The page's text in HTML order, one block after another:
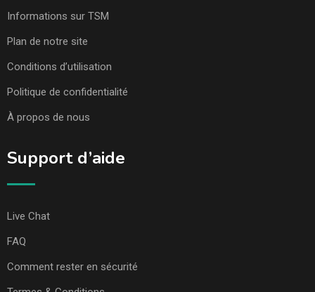
Informations sur TSM
Plan de notre site
Conditions d’utilisation
Politique de confidentialité
À propos de nous
Support d’aide
Live Chat
FAQ
Comment rester en sécurité